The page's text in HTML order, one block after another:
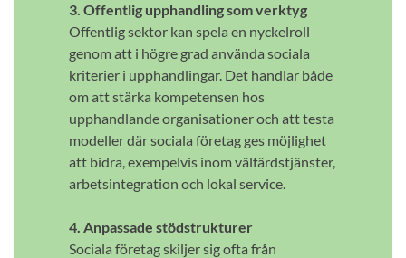
3. Offentlig upphandling som verktyg
Offentlig sektor kan spela en nyckelroll
genom att i högre grad använda sociala
kriterier i upphandlingar. Det handlar både
om att stärka kompetensen hos
upphandlande organisationer och att testa
modeller där sociala företag ges möjlighet
att bidra, exempelvis inom välfärdstjänster,
arbetsintegration och lokal service.
4. Anpassade stödstrukturer
Sociala företag skiljer sig ofta från